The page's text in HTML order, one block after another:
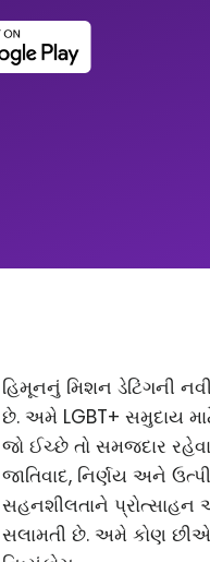
હિમૂનનું મિશન ડેટિંગની
છે. અમે LGBT+ સમુદાય
જો ઈચ્છે તો સમજદાર
જાતિવાદ, નિર્ણય અને
સહનશીલતાને પ્રોત્સાહન
સલામતી છે. અમે કોણ છીએ